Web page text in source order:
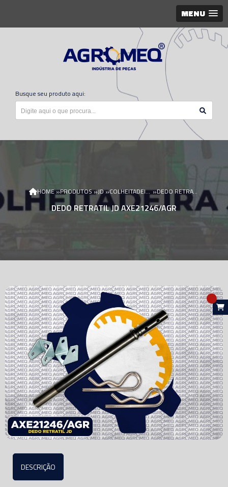
MENU
Busque seu produto aqui:
HOME»PRODUTOS»JD» COLHEITADEIRA JD » DEDO RETRATIL JD AXE21246/AGR
DEDO RETRATIL JD AXE21246/AGR
DESCRIÇÃO